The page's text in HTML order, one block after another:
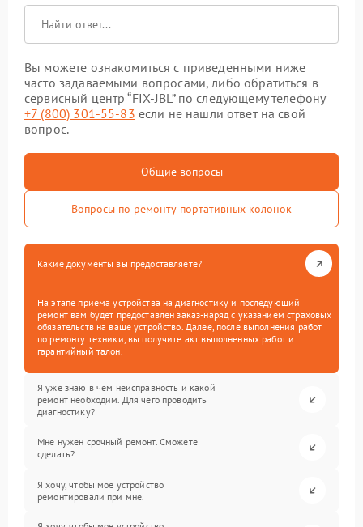
Вы можете ознакомиться с приведенными ниже
часто задаваемыми вопросами, либо обратиться в
сервисный центр “FIX-JBL” по следующему телефону
+7 (800) 301-55-83 если не нашли ответ на свой
вопрос.
Общие вопросы
Вопросы по ремонту портативных колонок
Какие документы вы предоставляете?
На этапе приема устройства на диагностику и последующий
ремонт вам будет предоставлен заказ-наряд с указанием страховых
обязательств на ваше устройство. Далее, после выполнения работ
по ремонту техники, вы получите акт выполненных работ и
гарантийный талон.
Я уже знаю в чем неисправность и какой
ремонт необходим. Для чего проводить
диагностику?
Мне нужен срочный ремонт. Сможете
сделать?
Я хочу, чтобы мое устройство
ремонтировали при мне.